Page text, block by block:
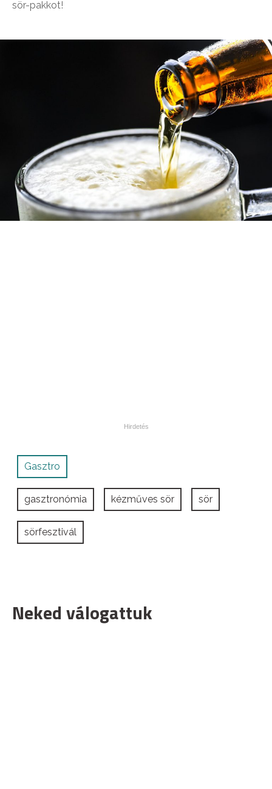
sör-pakkot!
Gasztro
gasztronómia kézműves sör sör
sörfesztivál
Neked válogattuk